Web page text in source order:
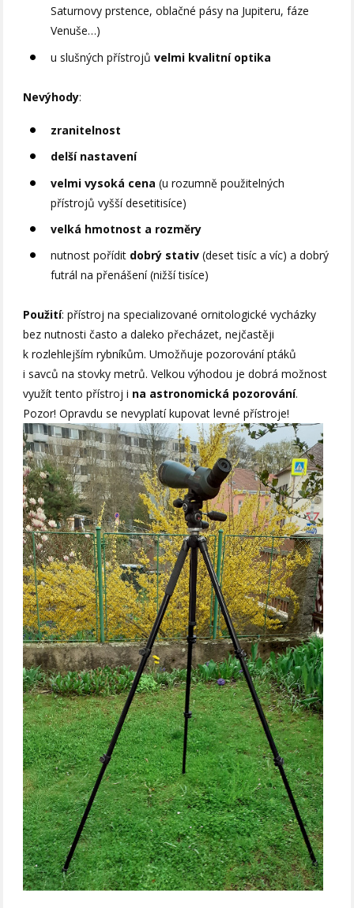
Saturnovy prstence, oblačné pásy na Jupiteru, fáze
Venuše…)
u slušných přístrojů velmi kvalitní optika
Nevýhody:
zranitelnost
delší nastavení
velmi vysoká cena (u rozumně použitelných
přístrojů vyšší desetitisíce)
velká hmotnost a rozměry
nutnost pořídit dobrý stativ (deset tisíc a víc) a dobrý
futrál na přenášení (nižší tisíce)
Použití: přístroj na specializované ornitologické vycházky
bez nutnosti často a daleko přecházet, nejčastěji
k rozlehlejším rybníkům. Umožňuje pozorování ptáků
i savců na stovky metrů. Velkou výhodou je dobrá možnost
využít tento přístroj i na astronomická pozorování.
Pozor! Opravdu se nevyplatí kupovat levné přístroje!